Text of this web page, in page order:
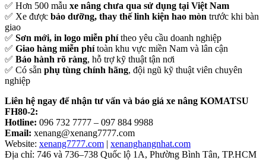
✅ Hơn 500 mẫu xe nâng chưa qua sử dụng tại Việt Nam
✅ Xe được bảo dưỡng, thay thế linh kiện hao mòn trước khi bàn
giao
✅ Sơn mới, in logo miễn phítheo yêu cầu doanh nghiệp
✅ Giao hàng miễn phítoàn khu vực miền Nam và lân cận
✅ Bảo hành rõ ràng, hỗ trợ kỹ thuật tận nơi
✅ Có sẵn phụ tùng chính hãng, đội ngũ kỹ thuật viên chuyên
nghiệp
Liên hệ ngay để nhận tư vấn và báo giá xe nâng KOMATSU
FH80-2:
Hotline: 096 732 7777 – 097 884 9988
Email: xenang@xenang7777.com
Website: xenang7777.com | xenanghangnhat.com
Địa chỉ: 746 và 736–738 Quốc lộ 1A, Phường Bình Tân, TP.HCM